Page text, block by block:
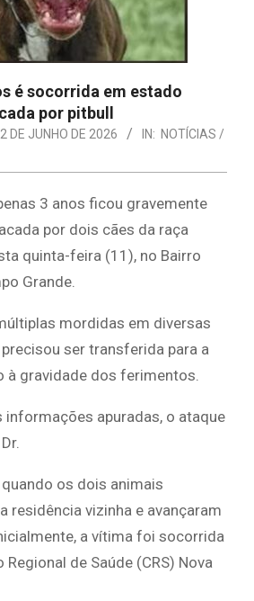
é socorrida em estado
por pitbull
DE JUNHO DE 2026 IN: NOTÍCIAS /
3 anos ficou gravemente
por dois cães da raça
quinta-feira (11), no Bairro
Grande.
mordidas em diversas
ser transferida para a
à gravidade dos ferimentos.
informações apuradas, o ataque
os dois animais
residência vizinha e avançaram
a vítima foi socorrida
Regional de Saúde (CRS) Nova